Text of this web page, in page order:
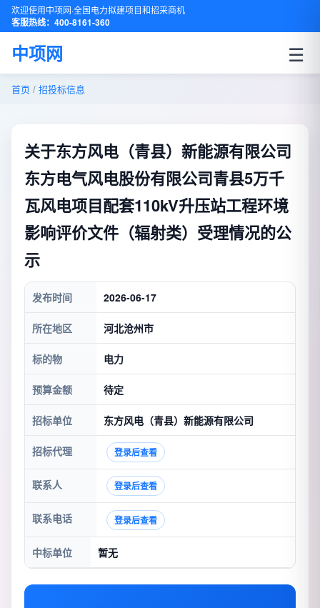
欢迎使用中项网·全国电力拟建项目和招采商机
客服热线：400-8161-360
中项网 ☰
首页 / 招投标信息
关于东方风电（青县）新能源有限公司
东方电气风电股份有限公司青县5万千
瓦风电项目配套110kV升压站工程环境
影响评价文件（辐射类）受理情况的公
示
发布时间 2026-06-17
所在地区 河北沧州市
标的物 电力
预算金额 待定
招标单位 东方风电（青县）新能源有限公司
招标代理 登录后查看
联系人 登录后查看
联系电话 登录后查看
中标单位 暂无